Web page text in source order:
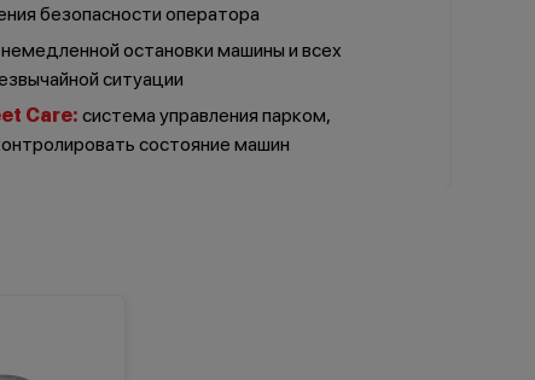
безопасности оператора
остановки машины и всех
ситуации
Care: система управления парком,
состояние машин